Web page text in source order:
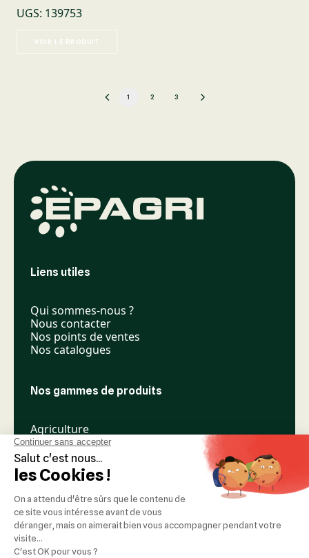
UGS: 139753
VOIR LE PRODUIT
1 2 3
Liens utiles
Qui sommes-nous ?
Nous contacter
Nos points de ventes
Nos catalogues
Nos gammes de produits
Agriculture
Élevage
Espaces verts
Nos réseaux